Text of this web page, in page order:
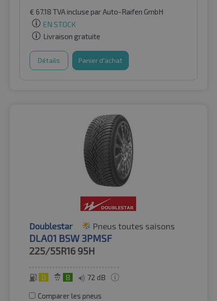
€ 67.18 TVA incluse par Auto-Raifen GmbH
EN STOCK
Livraison gratuite
Détails Panier d'achat
Doublestar Pneus toutes saisons
DLA01 BSW 3PMSF
225/55R16 95H
D B 72 dB
Comparer les pneus